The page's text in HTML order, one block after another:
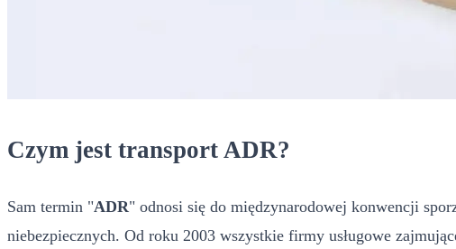
Czym jest transport ADR?
Sam termin "ADR" odnosi się do międzynarodowej konwencji
niebezpiecznych. Od roku 2003 wszystkie firmy usługowe